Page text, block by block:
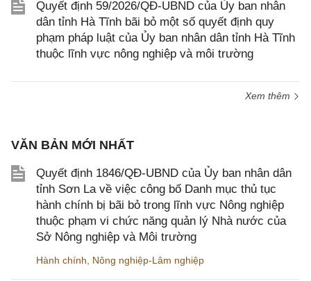
Quyết định 59/2026/QĐ-UBND của Ủy ban nhân
dân tỉnh Hà Tĩnh bãi bỏ một số quyết định quy
phạm pháp luật của Ủy ban nhân dân tỉnh Hà Tĩnh
thuộc lĩnh vực nông nghiệp và môi trường
Xem thêm
VĂN BẢN MỚI NHẤT
Quyết định 1846/QĐ-UBND của Ủy ban nhân dân
tỉnh Sơn La về việc công bố Danh mục thủ tục
hành chính bị bãi bỏ trong lĩnh vực Nông nghiệp
thuộc phạm vi chức năng quản lý Nhà nước của
Sở Nông nghiệp và Môi trường
Hành chính Nông nghiệp-Lâm nghiệp